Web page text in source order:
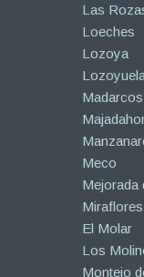
Las
Loeches
Lozoya
Madarcos
Meco
Mejorada
El Molar
Los
Montejo